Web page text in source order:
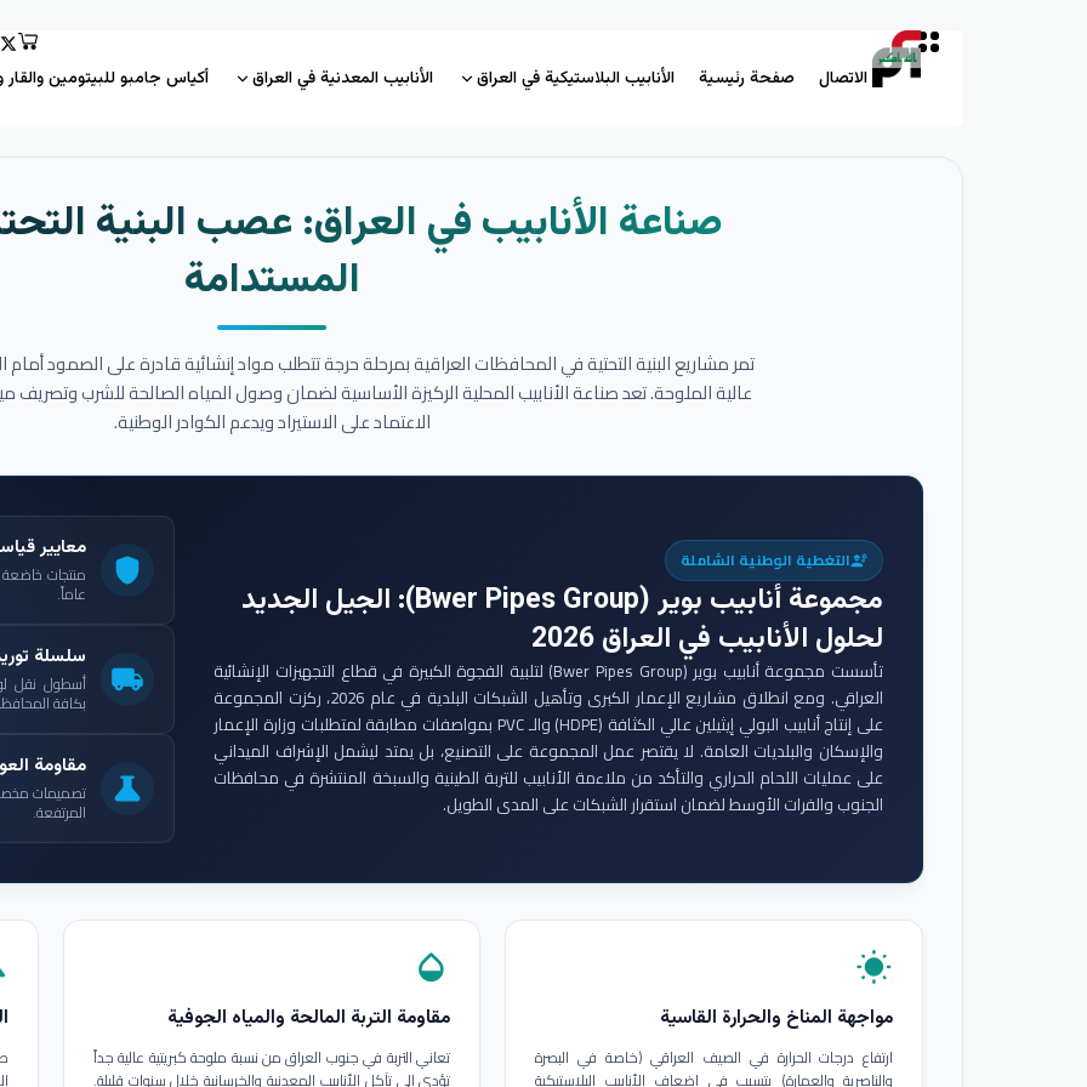
الاتصال صفحة رئيسية الأنابيب البلاستيكية في العراق الأنابيب المعدنية في العراق أكياس جامبو للبيتومين والقار
صناعة الأنابيب في العراق: عصب البنية
المستدامة
تمر مشاريع البنية التحتية في المحافظات العراقية بمرحلة حرجة تتطلب مواد إنشائية قادرة على الصمود أمام
عالية الملوحة. تعد صناعة الأنابيب المحلية الركيزة الأساسية لضمان وصول المياه الصالحة للشرب وتصريف
الاعتماد على الاستيراد ويدعم الكوادر الوطنية.
engineeringالتغطية الوطنية الشاملة
مجموعة أنابيب بوير (Bwer Pipes Group)
: الجيل الجديد
لحلول الأنابيب في العراق 2026
تأسست مجموعة أنابيب بوير (Bwer Pipes Group) لتلبية الفجوة الكبيرة في قطاع التجهيزات الإنشائية
العراقي. ومع انطلاق مشاريع الإعمار الكبرى وتأهيل الشبكات البلدية في عام 2026، ركزت المجموعة
على إنتاج أنابيب البولي إيثيلين عالي الكثافة (HDPE) والـ PVC بمواصفات مطابقة لمتطلبات وزارة الإعمار
والإسكان والبلديات العامة. لا يقتصر عمل المجموعة على التصنيع، بل يمتد ليشمل الإشراف الميداني
على عمليات اللحام الحراري والتأكد من ملاءمة الأنابيب للتربة الطينية والسبخة المنتشرة في محافظات
الجنوب والفرات الأوسط لضمان استقرار الشبكات على المدى الطويل.
shield
معايير
عاماً.
local_shipping
سلسلة
أسطول نقل
بكافة
science
مقاومة
تصميمات
المرتفعة.
wb_sunny
مواجهة المناخ والحرارة القاسية
ارتفاع درجات الحرارة في الصيف العراقي (خاصة في البصرة
والناصرية والعمارة) يتسبب في إضعاف الأنابيب البلاستيكية
opacity
مقاومة التربة المالحة والمياه الجوفية
تعاني التربة في جنوب العراق من نسبة ملوحة كبريتية عالية جداً
تؤدي إلى تآكل الأنابيب المعدنية والخرسانية خلال سنوات قليلة.